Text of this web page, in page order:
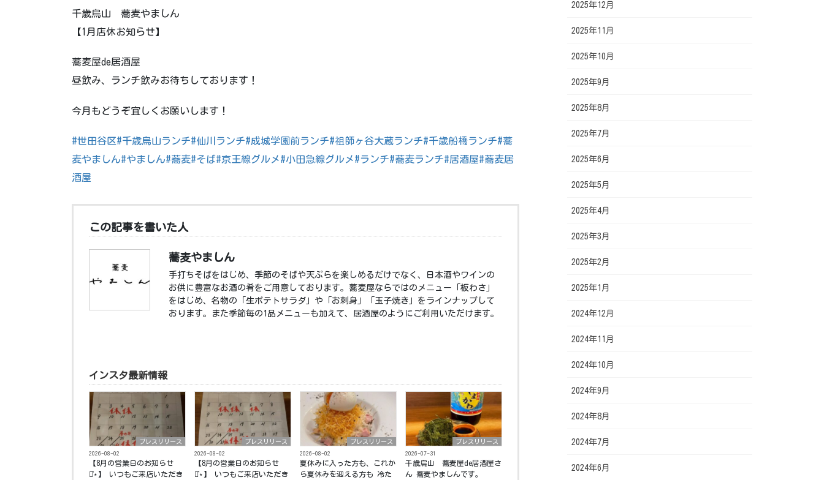
千歳烏山 蕎麦やましん
【1月店休お知らせ】
蕎麦屋de居酒屋
昼飲み、ランチ飲みお待ちしております！
今月もどうぞ宜しくお願いします！
#世田谷区#千歳烏山ランチ#仙川ランチ#成城学園前ランチ#祖師ヶ谷大蔵ランチ#千歳船橋ランチ#蕎
麦やましん#やましん#蕎麦#そば#京王線グルメ#小田急線グルメ#ランチ#蕎麦ランチ#居酒屋#蕎麦居
酒屋
この記事を書いた人
蕎麦やましん
手打ちそばをはじめ、季節のそばや天ぷらを楽しめるだけでなく、日本酒やワインの
お供に豊富なお酒の肴をご用意しております。蕎麦屋ならではのメニュー「板わさ」
をはじめ、名物の「生ポテトサラダ」や「お刺身」「玉子焼き」をラインナップして
おります。また季節毎の1品メニューも加えて、居酒屋のようにご利用いただけます。
インスタ最新情報
プレスリリース
2026-08-02
【8月の営業日のお知らせ
⋆͛⋆】 いつもご来店いただき
プレスリリース
2026-08-02
【8月の営業日のお知らせ
⋆͛⋆】 いつもご来店いただき
プレスリリース
2026-08-02
夏休みに入った方も、これか
ら夏休みを迎える方も 冷た
プレスリリース
2026-07-31
千歳烏山 蕎麦屋de居酒屋さ
ん 蕎麦やましんです。
2025年12月
2025年11月
2025年10月
2025年9月
2025年8月
2025年7月
2025年6月
2025年5月
2025年4月
2025年3月
2025年2月
2025年1月
2024年12月
2024年11月
2024年10月
2024年9月
2024年8月
2024年7月
2024年6月